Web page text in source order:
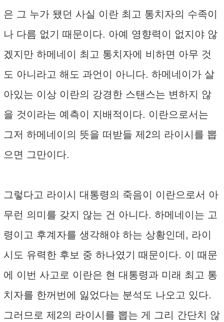
은 그 누가 됐던 사실 이란 최고 통치자의 수족이
나 다름 없기 때문이다. 아예 영향력이 없지야 않
겠지만 하메네이 최고 통치자에 비하면 아무 것
도 아니라고 해도 과언이 아니다. 하메네이가 살
아있는 이상 이란의 강경한 스탠스는 변하지 않
을 것이라는 예측이 지배적이다. 이란으로서는
그저 하메네이의 뜻을 떠받들 제2의 라이시를 뽑
으면 그만이다.
그렇다고 라이시 대통령의 죽음이 이란으로서 아
무런 의미를 갖지 않는 건 아니다. 하메네이는 고
령이고 후계자를 생각해야 하는 상황인데, 라이
시도 유력한 후보 중 하나였기 때문이다. 이 때문
에 이번 사고로 이란은 현 대통령과 미래 최고 통
치자를 한꺼번에 잃었다는 분석도 나오고 있다.
그러므로 제2의 라이시를 뽑는 게 그리 간단치 않